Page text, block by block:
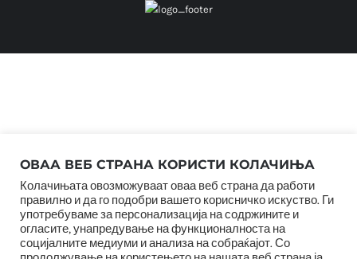
ОВАА ВЕБ СТРАНА КОРИСТИ КОЛАЧИЊА
Колачињата овозможуваат оваа веб страна да работи
правилно и да го подобри вашето корисничко искуство. Ги
употребуваме за персонализација на содржините и
огласите, унапредување на функционалноста на
социјалните медиуми и анализа на собраќајот. Со